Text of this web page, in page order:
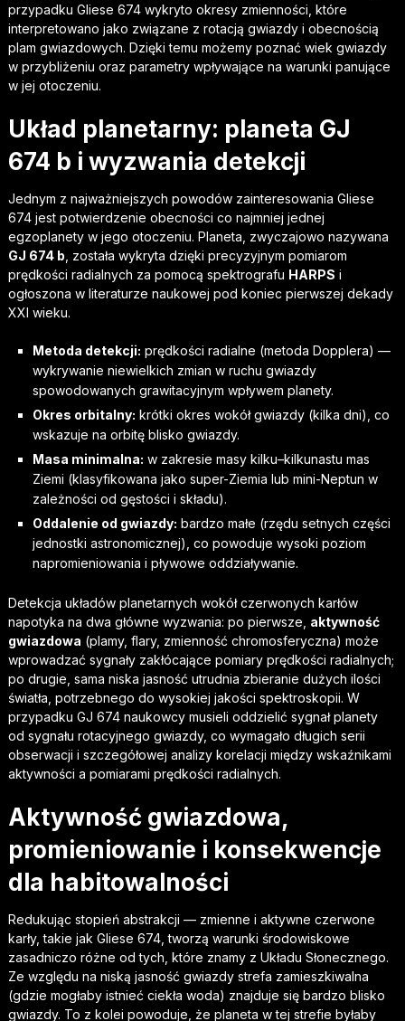
przypadku Gliese 674 wykryto okresy zmienności, które
interpretowano jako związane z rotacją gwiazdy i obecnością
plam gwiazdowych. Dzięki temu możemy poznać wiek gwiazdy
w przybliżeniu oraz parametry wpływające na warunki panujące
w jej otoczeniu.
Układ planetarny: planeta GJ
674 b i wyzwania detekcji
Jednym z najważniejszych powodów zainteresowania Gliese
674 jest potwierdzenie obecności co najmniej jednej
egzoplanety w jego otoczeniu. Planeta, zwyczajowo nazywana
GJ 674 b , została wykryta dzięki precyzyjnym pomiarom
prędkości radialnych za pomocą spektrografu HARPS i
ogłoszona w literaturze naukowej pod koniec pierwszej dekady
XXI wieku.
Metoda detekcji: prędkości radialne (metoda Dopplera) —
wykrywanie niewielkich zmian w ruchu gwiazdy
spowodowanych grawitacyjnym wpływem planety.
Okres orbitalny: krótki okres wokół gwiazdy (kilka dni), co
wskazuje na orbitę blisko gwiazdy.
Masa minimalna: w zakresie masy kilku–kilkunastu mas
Ziemi (klasyfikowana jako super-Ziemia lub mini-Neptun w
zależności od gęstości i składu).
Oddalenie od gwiazdy: bardzo małe (rzędu setnych części
jednostki astronomicznej), co powoduje wysoki poziom
napromieniowania i pływowe oddziaływanie.
Detekcja układów planetarnych wokół czerwonych karłów
napotyka na dwa główne wyzwania: po pierwsze, aktywność
gwiazdowa (plamy, flary, zmienność chromosferyczna) może
wprowadzać sygnały zakłócające pomiary prędkości radialnych;
po drugie, sama niska jasność utrudnia zbieranie dużych ilości
światła, potrzebnego do wysokiej jakości spektroskopii. W
przypadku GJ 674 naukowcy musieli oddzielić sygnał planety
od sygnału rotacyjnego gwiazdy, co wymagało długich serii
obserwacji i szczegółowej analizy korelacji między wskaźnikami
aktywności a pomiarami prędkości radialnych.
Aktywność gwiazdowa,
promieniowanie i konsekwencje
dla habitowalności
Redukując stopień abstrakcji — zmienne i aktywne czerwone
karły, takie jak Gliese 674, tworzą warunki środowiskowe
zasadniczo różne od tych, które znamy z Układu Słonecznego.
Ze względu na niską jasność gwiazdy strefa zamieszkiwalna
(gdzie mogłaby istnieć ciekła woda) znajduje się bardzo blisko
gwiazdy. To z kolei powoduje, że planeta w tej strefie byłaby